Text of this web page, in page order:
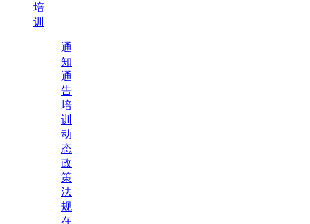
培
训
通
知
通
告
培
训
动
态
政
策
法
规
在